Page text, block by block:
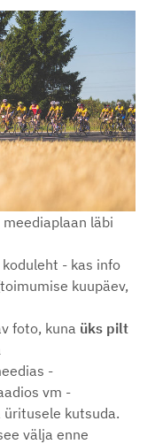
läbi
- kas info
kuupäev,
foto, kuna üks pilt
-
vm -
üritusele kutsuda.
välja enne